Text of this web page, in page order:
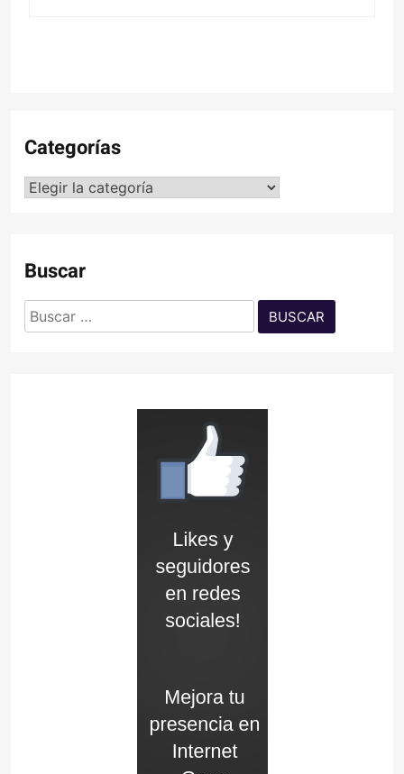
Categorías
Categorías
Buscar
Buscar: